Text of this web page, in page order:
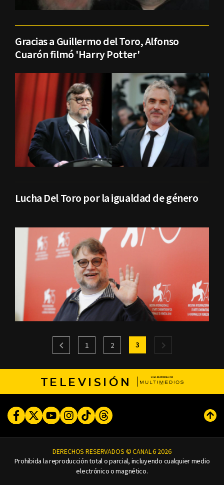
Gracias a Guillermo del Toro, Alfonso
Cuarón filmó 'Harry Potter'
Lucha Del Toro por la igualdad de género
1 2 3
TELEVISIÓN
FacebookTwitterYoutubeInstagram
TikTokThreads
DERECHOS RESERVADOS © CANAL 6 2026
Prohibida la reproducción total o parcial, incluyendo cualquier medio
electrónico o magnético.